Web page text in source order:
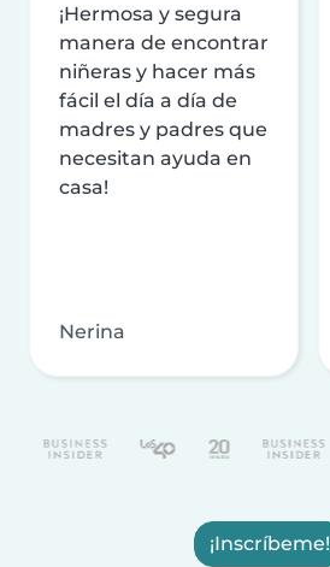
¡Hermosa y segura
manera de encontrar
niñeras y hacer más
fácil el día a día de
madres y padres que
necesitan ayuda en
casa!
Nerina
¡Inscríbeme!